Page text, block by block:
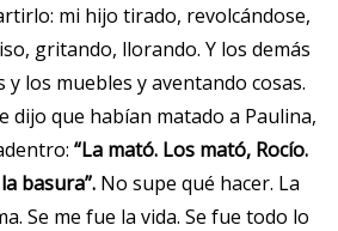
mi hijo tirado, revolcándose,
gritando, llorando. Y los demás
los muebles y aventando cosas.
dijo que habían matado a Paulina,
“La mató. Los mató, Rocío.
basura”. No supe qué hacer. La
Se me fue la vida. Se fue todo lo